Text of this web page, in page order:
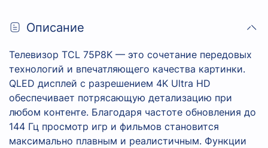
Описание
Телевизор TCL 75P8K — это сочетание передовых
технологий и впечатляющего качества картинки.
QLED дисплей с разрешением 4K Ultra HD
обеспечивает потрясающую детализацию при
любом контенте. Благодаря частоте обновления до
144 Гц просмотр игр и фильмов становится
максимально плавным и реалистичным. Функции